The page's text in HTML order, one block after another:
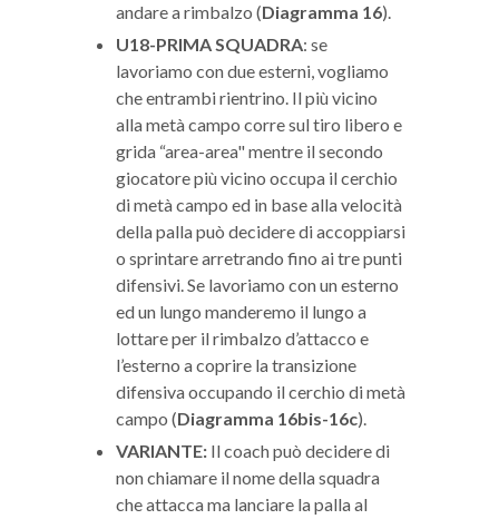
andare a rimbalzo (Diagramma 16).
U18-PRIMA SQUADRA: se
lavoriamo con due esterni, vogliamo
che entrambi rientrino. Il più vicino
alla metà campo corre sul tiro libero e
grida “area-area" mentre il secondo
giocatore più vicino occupa il cerchio
di metà campo ed in base alla velocità
della palla può decidere di accoppiarsi
o sprintare arretrando fino ai tre punti
difensivi. Se lavoriamo con un esterno
ed un lungo manderemo il lungo a
lottare per il rimbalzo d’attacco e
l’esterno a coprire la transizione
difensiva occupando il cerchio di metà
campo (Diagramma 16bis-16c).
VARIANTE: Il coach può decidere di
non chiamare il nome della squadra
che attacca ma lanciare la palla al